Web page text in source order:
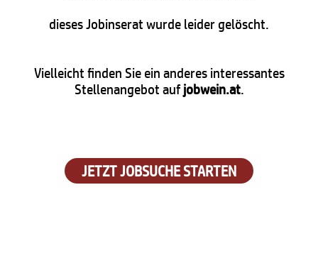
dieses Jobinserat wurde leider gelöscht.
Vielleicht finden Sie ein anderes interessantes
Stellenangebot aufjobwein.at.
JETZT JOBSUCHE STARTEN